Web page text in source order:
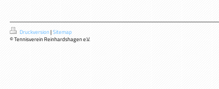
Druckversion|Sitemap
© Tennisverein Reinhardshagen e.V.